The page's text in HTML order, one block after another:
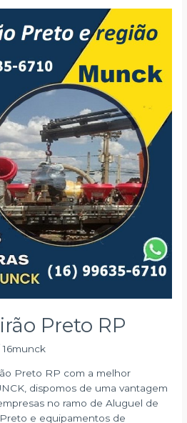
Preto RP
16munck
Preto RP com a melhor
dispomos de uma vantagem
no ramo de Aluguel de
e equipamentos de